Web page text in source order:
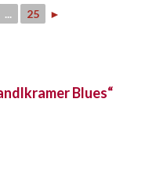
... 25 ►
Blues“